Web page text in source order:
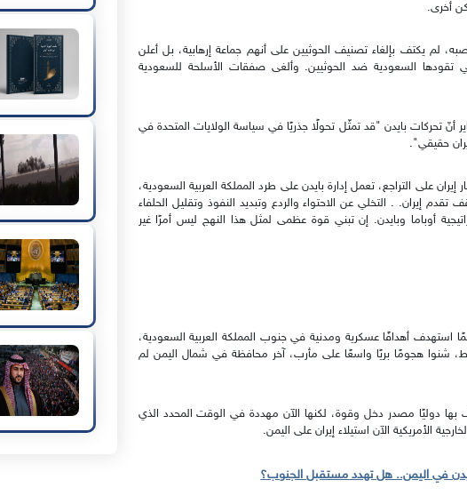
أخرى.
لم يكتف بإلغاء تصنيف الحوثيين على أنهم جماعة إرهابية، بل أعلن
تقودها السعودية ضد الحوثيين. وألغى صفقات الأسلحة للسعودية
الجيوسياسي جورج فريدمان، في 9 فبراير أنّ تحركات بايدن "قد تمثّل تحولًا جذريًا في سياسة الولايات المتحدة في
حقيقي".
على التراجع، تعمل إدارة بايدن على طرد المملكة العربية السعودية،
إيران. . التخلي عن الاحتواء والردع وتبديد النفوذ وتقليل الحلفاء
أوباما وبايدن. إن تبني قوة عظمى لمثل هذا النهج ليس أمرًا غير
استهدف أهدافًا عسكرية ومدنية في جنوب المملكة العربية السعودية،
العامة. في 13 فبراير / شباط، شنوا هجومًا بريًا واسعًا على مأرب، آخر محافظة في شمال اليمن لم
بها دوليًا مصدر دخل وقوة، لكنها الآن مهددة في الوقت المحدد الذي
الأمريكية الآن استيلاء إيران على اليمن.
في اليمن.. هل تهدد مستقبل الجنوب؟